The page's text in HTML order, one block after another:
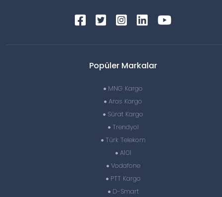
Popüler Markalar
MNG Kargo
Aras Kargo
Sürat Kargo
Trendyol
Türk Telekom
A101
Vodafone
PTT Kargo
D-Smart